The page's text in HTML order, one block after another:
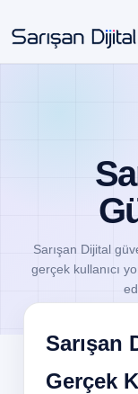
Sarışan Dijital
gerçek kullanıcı
Sarışan
Gerçek